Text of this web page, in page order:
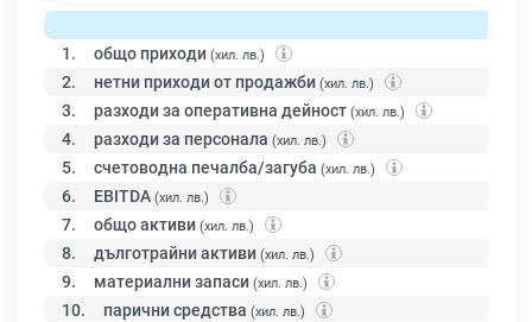
1. общо приходи (хил. лв.)
2. нетни приходи от продажби (хил. лв.)
3. разходи за оперативна дейност (хил. лв.)
4. разходи за персонала (хил. лв.)
5. счетоводна печалба/загуба (хил. лв.)
6. EBITDA (хил. лв.)
7. общо активи (хил. лв.)
8. дълготрайни активи (хил. лв.)
9. материални запаси (хил. лв.)
10. парични средства (хил. лв.)